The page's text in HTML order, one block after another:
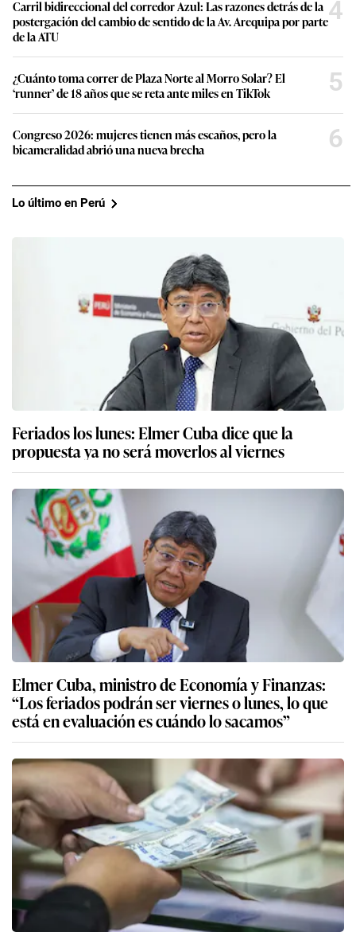
Carril bidireccional del corredor Azul: Las razones detrás de la
postergación del cambio de sentido de la Av. Arequipa por parte
de la ATU
4
¿Cuánto toma correr de Plaza Norte al Morro Solar? El
‘runner’ de 18 años que se reta ante miles en TikTok
5
Congreso 2026: mujeres tienen más escaños, pero la
bicameralidad abrió una nueva brecha
6
Lo último en Perú
Feriados los lunes: Elmer Cuba dice que la
propuesta ya no será moverlos al viernes
Elmer Cuba, ministro de Economía y Finanzas:
“Los feriados podrán ser viernes o lunes, lo que
está en evaluación es cuándo lo sacamos”